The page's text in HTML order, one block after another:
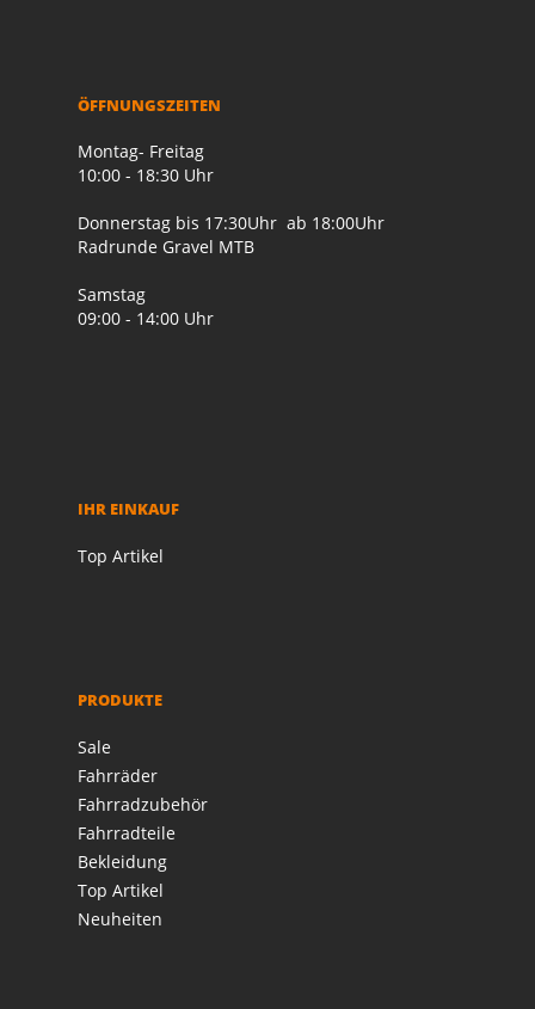
ÖFFNUNGSZEITEN
Montag- Freitag
10:00 - 18:30 Uhr
Donnerstag bis 17:30Uhr ab 18:00Uhr
Radrunde Gravel MTB
Samstag
09:00 - 14:00 Uhr
IHR EINKAUF
Top Artikel
PRODUKTE
Sale
Fahrräder
Fahrradzubehör
Fahrradteile
Bekleidung
Top Artikel
Neuheiten